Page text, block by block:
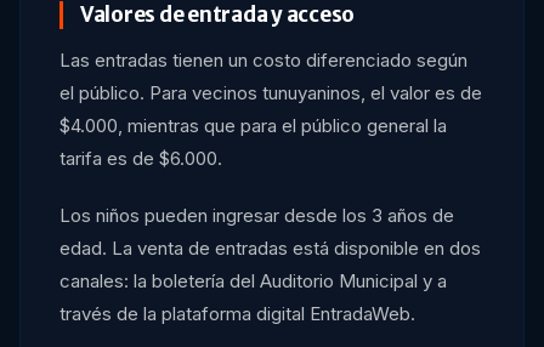
Valores de entrada y acceso
Las entradas tienen un costo diferenciado según
el público. Para vecinos tunuyaninos, el valor es de
$4.000, mientras que para el público general la
tarifa es de $6.000.
Los niños pueden ingresar desde los 3 años de
edad. La venta de entradas está disponible en dos
canales: la boletería del Auditorio Municipal y a
través de la plataforma digital EntradaWeb.